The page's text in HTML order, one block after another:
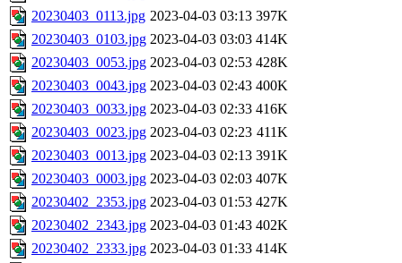
20230403_0113.jpg 2023-04-03 03:13 397K
20230403_0103.jpg 2023-04-03 03:03 414K
20230403_0053.jpg 2023-04-03 02:53 428K
20230403_0043.jpg 2023-04-03 02:43 400K
20230403_0033.jpg 2023-04-03 02:33 416K
20230403_0023.jpg 2023-04-03 02:23 411K
20230403_0013.jpg 2023-04-03 02:13 391K
20230403_0003.jpg 2023-04-03 02:03 407K
20230402_2353.jpg 2023-04-03 01:53 427K
20230402_2343.jpg 2023-04-03 01:43 402K
20230402_2333.jpg 2023-04-03 01:33 414K